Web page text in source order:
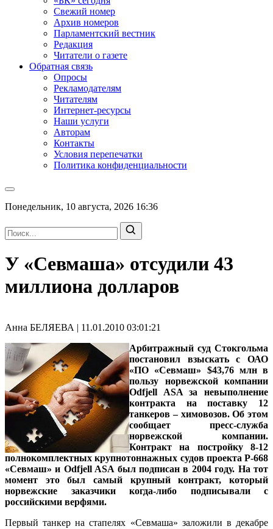
Свежий номер
Архив номеров
Парламентский вестник
Редакция
Читатели о газете
Обратная связь
Опросы
Рекламодателям
Читателям
Интернет-ресурсы
Наши услуги
Авторам
Контакты
Условия перепечатки
Политика конфиденциальности
Понедельник, 10 августа, 2026 16:36
У «Севмаша» отсудили 43
миллиона долларов
Анна БЕЛЯЕВА | 11.01.2010 03:01:21
Арбитражный суд Стокгольма
постановил взыскать с ОАО
«ПО «Севмаш» $43,76 млн в
пользу норвежской компании
Odfjell ASA за невыполнение
контракта на поставку 12
танкеров – химовозов. Об этом
сообщает пресс-служба
норвежской компании.
Контракт на постройку 8-12
полнокомплектных крупнотоннажных судов проекта Р-668
«Севмаш» и Odfjell ASA был подписан в 2004 году. На тот
момент это был самый крупный контракт, который
норвежские заказчики когда-либо подписывали с
российскими верфями.
Первый танкер на стапелях «Севмаша» заложили в декабре